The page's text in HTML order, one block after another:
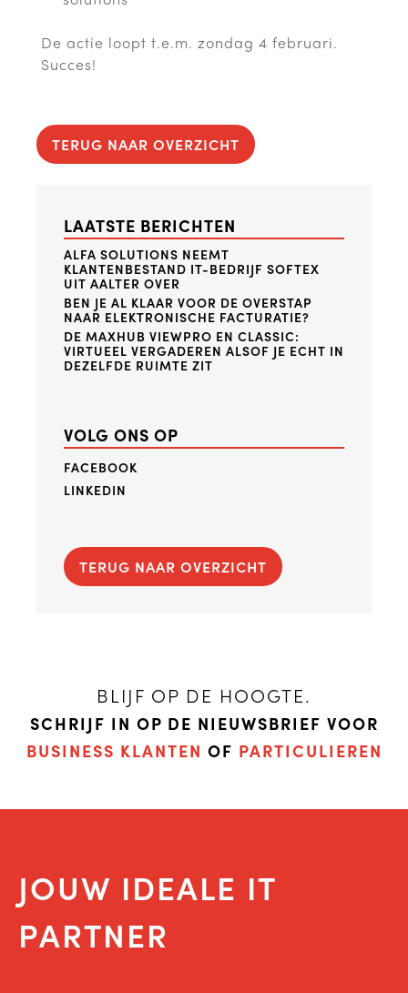
De actie loopt t.e.m. zondag 4 februari.
Succes!
TERUG NAAR OVERZICHT
LAATSTE BERICHTEN
ALFA SOLUTIONS NEEMT
KLANTENBESTAND IT-BEDRIJF SOFTEX
UIT AALTER OVER
BEN JE AL KLAAR VOOR DE OVERSTAP
NAAR ELEKTRONISCHE FACTURATIE?
DE MAXHUB VIEWPRO EN CLASSIC:
VIRTUEEL VERGADEREN ALSOF JE ECHT IN
DEZELFDE RUIMTE ZIT
VOLG ONS OP
FACEBOOK
LINKEDIN
TERUG NAAR OVERZICHT
BLIJF OP DE HOOGTE.
SCHRIJF IN OP DE NIEUWSBRIEF VOOR
BUSINESS KLANTEN OF PARTICULIEREN
JOUW IDEALE IT
PARTNER